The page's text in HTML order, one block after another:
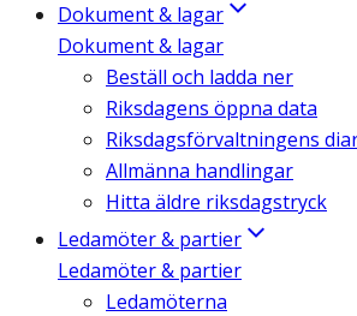
Dokument & lagar
Dokument & lagar
Beställ och ladda ner
Riksdagens öppna data
Riksdagsförvaltningens
Allmänna handlingar
Hitta äldre riksdagstryck
Ledamöter & partier
Ledamöter & partier
Ledamöterna